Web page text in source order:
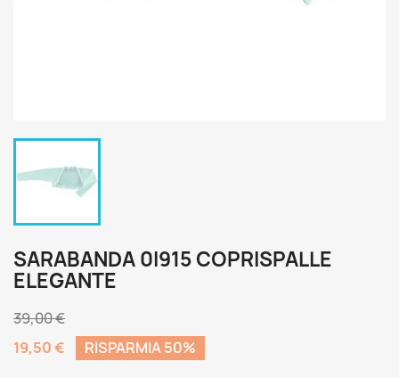
SARABANDA 0I915 COPRISPALLE
ELEGANTE
39,00 €
19,50 €
RISPARMIA 50%